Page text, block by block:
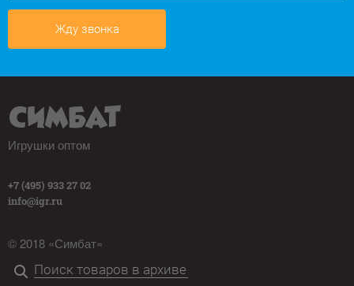
Жду звонка
Игрушки оптом
+7 (495) 933 27 02
info@igr.ru
© 2018 «Симбат»